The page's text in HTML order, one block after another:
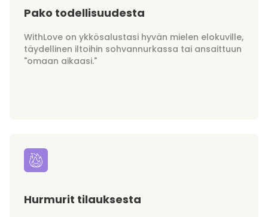
Pako todellisuudesta
WithLove on ykkösalustasi hyvän mielen elokuville,
täydellinen iltoihin sohvannurkassa tai ansaittuun
"omaan aikaasi."
Hurmurit tilauksesta